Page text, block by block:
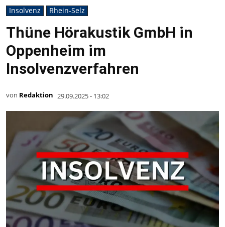
Insolvenz Rhein-Selz
Thüne Hörakustik GmbH in
Oppenheim im
Insolvenzverfahren
von Redaktion 29.09.2025 - 13:02